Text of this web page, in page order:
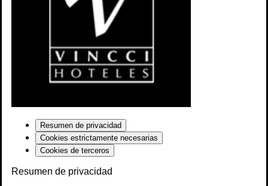
Resumen de privacidad
Cookies estrictamente necesarias
Cookies de terceros
Resumen de privacidad